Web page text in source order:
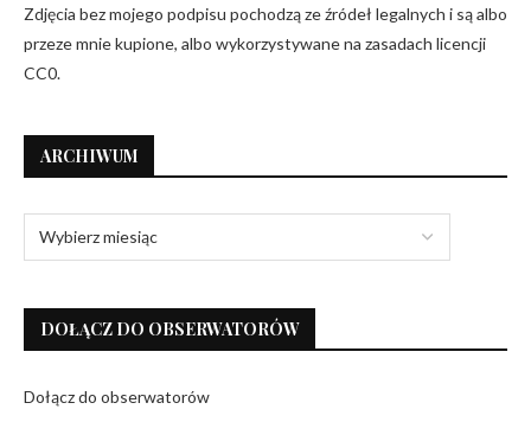
Zdjęcia bez mojego podpisu pochodzą ze źródeł legalnych i są albo
przeze mnie kupione, albo wykorzystywane na zasadach licencji
CC0.
ARCHIWUM
DOŁĄCZ DO OBSERWATORÓW
Dołącz do obserwatorów